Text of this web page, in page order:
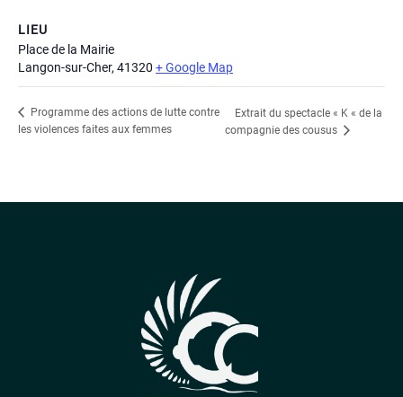
LIEU
Place de la Mairie
Langon-sur-Cher, 41320 + Google Map
Programme des actions de lutte contre
les violences faites aux femmes
Extrait du spectacle « K « de la
compagnie des cousus